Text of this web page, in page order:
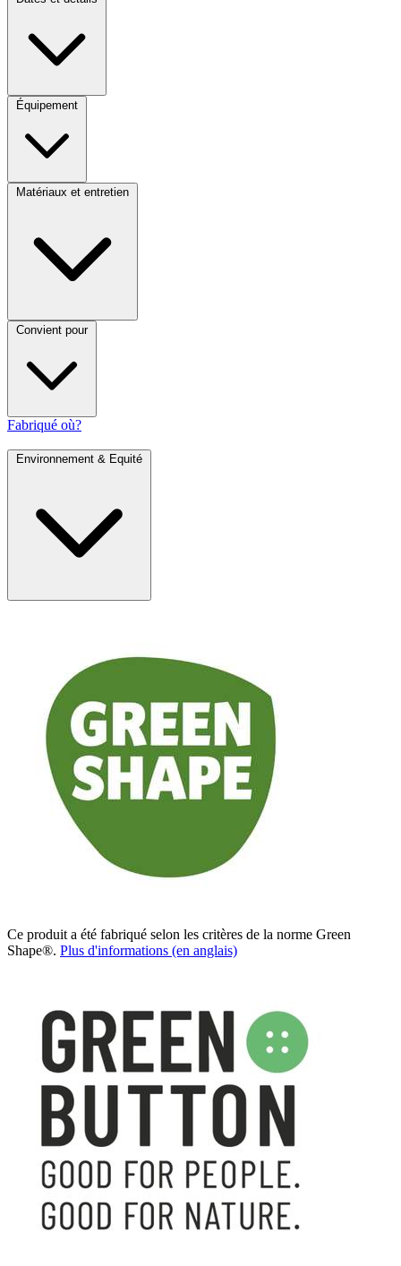
Équipement
Matériaux et entretien
Convient pour
Fabriqué où?
Environnement & Equité
Ce produit a été fabriqué selon les critères de la norme Green
Shape®. Plus d'informations (en anglais)